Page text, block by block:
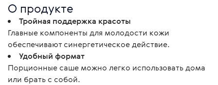
О продукте
Тройная поддержка красоты
Главные компоненты для молодости кожи
обеспечивают синергетическое действие.
Удобный формат
Порционные саше можно легко использовать дома
или брать с собой.